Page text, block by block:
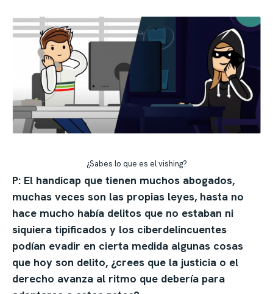
¿Sabes lo que es el vishing?
P: El handicap que tienen muchos abogados,
muchas veces son las propias leyes, hasta no
hace mucho había delitos que no estaban ni
siquiera tipificados y los ciberdelincuentes
podían evadir en cierta medida algunas cosas
que hoy son delito, ¿crees que la justicia o el
derecho avanza al ritmo que debería para